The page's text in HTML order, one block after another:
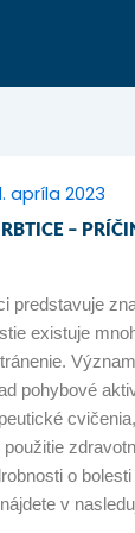
apríla 2023
–
predstavuje
existuje
pohybové
použitie
o
v